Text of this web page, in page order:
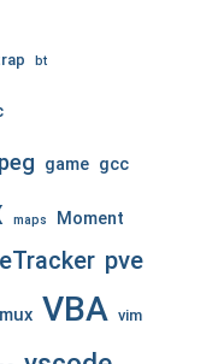
bt
game gcc
maps Moment
pve
VBA vim